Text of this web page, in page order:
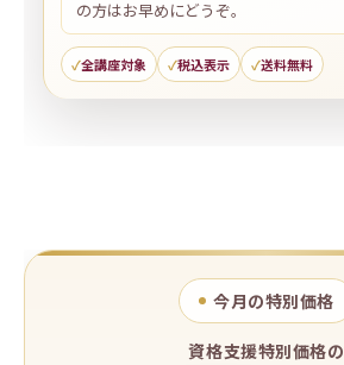
の方はお早めにどうぞ。
全講座対象 税込表示 送料無料
今月の特別価格
資格支援特別価格の